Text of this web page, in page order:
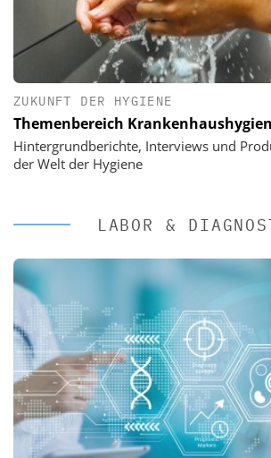
ZUKUNFT DER HYGIENE
Themenbereich
Hintergrundberichte, Interviews und
der Welt der Hygiene
LABOR &